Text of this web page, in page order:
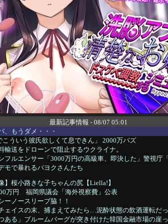
最新記事情報 - 08/07 05:01
、もうダメ・・・
こういう彼氏欲しくて息できん」 2000万バズ
輸送をドローンで阻止するウクライナ。
フルエンサー「3000万円の高級車、即決した」警視庁
モで暴れるパヨクさんたち
】桜小路きな子ちゃんの尻【Liella!】
万円 福岡県議会「海外視察費」公表
ノースリーブ脇！！
ェイスの末、捕まえてみたら…泥酔状態の飲酒運転だっ
ある」ブルームバーグが突き付けた韓国金融市場の崖